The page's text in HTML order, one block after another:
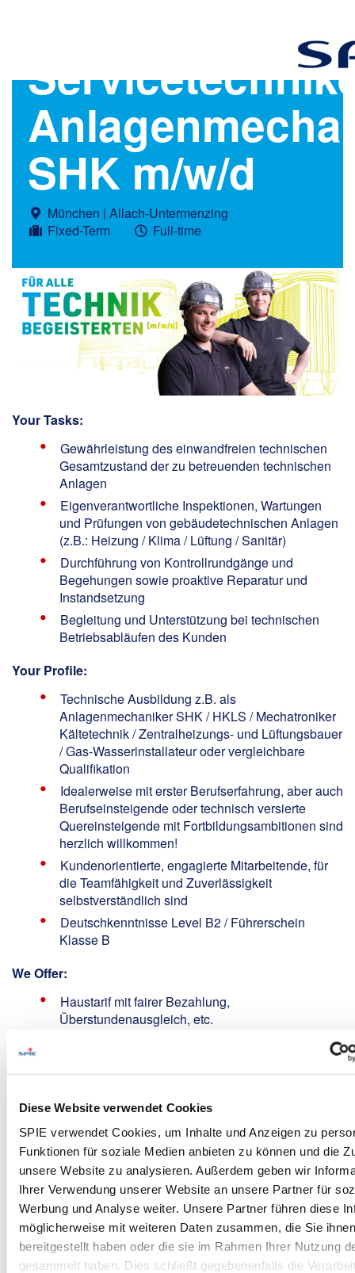
Diese Website verwendet Cookies
SPIE verwendet Cookies, um Inhalte und Anzeigen zu
Funktionen für soziale Medien anbieten zu können und die
unsere Website zu analysieren. Außerdem geben wir
Ihrer Verwendung unserer Website an unsere Partner für
Werbung und Analyse weiter. Unsere Partner führen diese
möglicherweise mit weiteren Daten zusammen, die Sie ihnen
bereitgestellt haben oder die sie im Rahmen Ihrer Nutzung
gesammelt haben. Dies schließt gegebenenfalls die
SHK m/w/d
München | Allach-Untermenzing
Fixed-Term
Full-time
Your Tasks:
Gewährleistung des einwandfreien technischen
Gesamtzustand der zu betreuenden technischen
Anlagen
Eigenverantwortliche Inspektionen, Wartungen
und Prüfungen von gebäudetechnischen Anlagen
(z.B.: Heizung / Klima / Lüftung / Sanitär)
Durchführung von Kontrollrundgänge und
Begehungen sowie proaktive Reparatur und
Instandsetzung
Begleitung und Unterstützung bei technischen
Betriebsabläufen des Kunden
Your Profile:
Technische Ausbildung z.B. als
Anlagenmechaniker SHK / HKLS / Mechatroniker
Kältetechnik / Zentralheizungs- und Lüftungsbauer
/ Gas-Wasserinstallateur oder vergleichbare
Qualifikation
Idealerweise mit erster Berufserfahrung, aber auch
Berufseinsteigende oder technisch versierte
Quereinsteigende mit Fortbildungsambitionen sind
herzlich willkommen!
Kundenorientierte, engagierte Mitarbeitende, für
die Teamfähigkeit und Zuverlässigkeit
selbstverständlich sind
Deutschkenntnisse Level B2 / Führerschein
Klasse B
We Offer:
Haustarif mit fairer Bezahlung,
Überstundenausgleich, etc.
krisensicheren Branche
Bis zu 35 Tage Urlaub
Flexible Arbeitszeiten zur Vereinbarkeit von
Familie, Freunden und Beruf
Professionelles Werkzeug und moderne
Arbeitskleidung / PSA
Mitarbeiterempfehlungsprogramm mit Prämien bis
zu € 2.550
Unterstützungsfonds hilft in schwierigen
Lebenslagen - freiwillige Rest-Cent-Spende